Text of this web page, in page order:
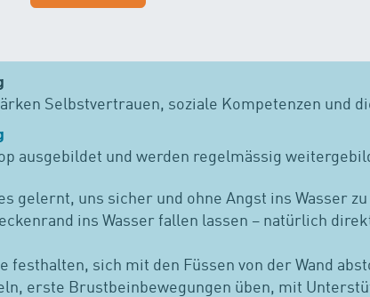
geben Sicherheit. Es gibt keine Abzeichen
Selbstvertrauen, soziale Kompetenzen und
ausgebildet und werden regelmässig
gelernt, uns sicher und ohne Angst ins Wasser
ins Wasser fallen lassen – natürlich
festhalten, sich mit den Füssen von der Wand
erste Brustbeinbewegungen üben, mit